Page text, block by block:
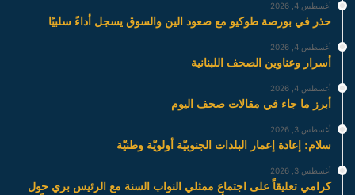
أغسطس 4, 2026
حذر في بورصة طوكيو مع صعود الين والسوق يسجل أداءً سلبيًا
أغسطس 4, 2026
أسرار وعناوين الصحف اللبنانية
أغسطس 4, 2026
أبرز ما جاء في مقالات صحف اليوم
أغسطس 3, 2026
سلام: إعادة إعمار البلدات الجنوبيّة أولويّة وطنيّة
أغسطس 3, 2026
كرامي تعليقاً على اجتماع ممثلي النواب السنة مع الرئيس بري حول